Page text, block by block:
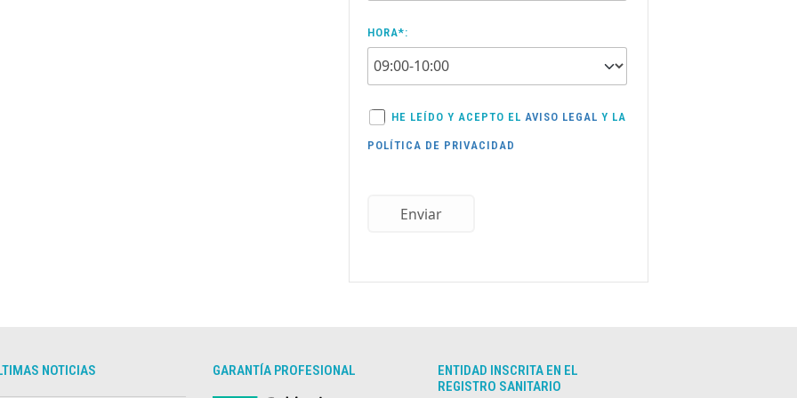
HORA*:
HE LEÍDO Y ACEPTO EL AVISO LEGAL Y LA
POLÍTICA DE PRIVACIDAD
Enviar
NOTICIAS GARANTÍA PROFESIONAL
ENTIDAD INSCRITA EN EL
REGISTRO SANITARIO